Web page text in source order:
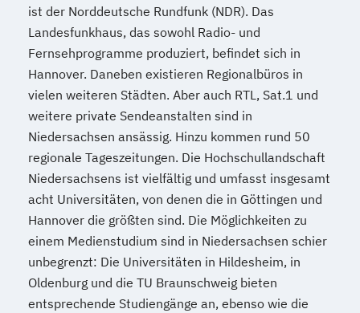
ist der Norddeutsche Rundfunk (NDR). Das
Landesfunkhaus, das sowohl Radio- und
Fernsehprogramme produziert, befindet sich in
Hannover. Daneben existieren Regionalbüros in
vielen weiteren Städten. Aber auch RTL, Sat.1 und
weitere private Sendeanstalten sind in
Niedersachsen ansässig. Hinzu kommen rund 50
regionale Tageszeitungen. Die Hochschullandschaft
Niedersachsens ist vielfältig und umfasst insgesamt
acht Universitäten, von denen die in Göttingen und
Hannover die größten sind. Die Möglichkeiten zu
einem Medienstudium sind in Niedersachsen schier
unbegrenzt: Die Universitäten in Hildesheim, in
Oldenburg und die TU Braunschweig bieten
entsprechende Studiengänge an, ebenso wie die